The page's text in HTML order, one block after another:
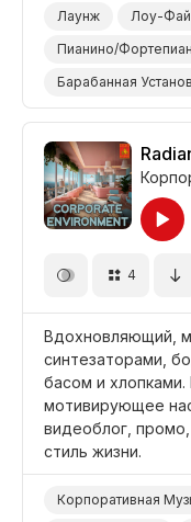
Лаунж Лоу-Фай
Пианино/
Барабанная
Меланхоличный
Промоушен/
Фильм
Фильм/Кино
Фон Помещение/
4
Вдохновляющий,
синтезаторами,
басом и
мотивирующее
видеоблог,
стиль жизни.
Корпоративная